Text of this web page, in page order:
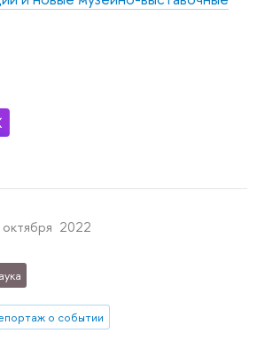
2022
о событии